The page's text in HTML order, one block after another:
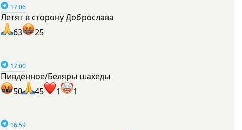
17:06
Летят в сторону Доброслава
63
25
17:00
Пивденное/Беляры шахеды
50
45 1 1
16:59